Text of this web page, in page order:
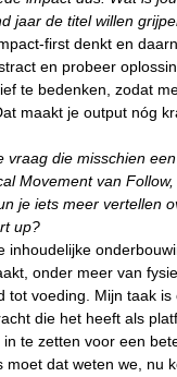
jaar de titel willen
first denkt en
en probeer
te bedenken, zodat
maakt je output nóg
vraag die misschien
Movement van
je iets meer vertellen
up?
inhoudelijke
onder meer van
tot voeding. Mijn taak
die het heeft als
te zetten voor een
moet dat weten we, nu